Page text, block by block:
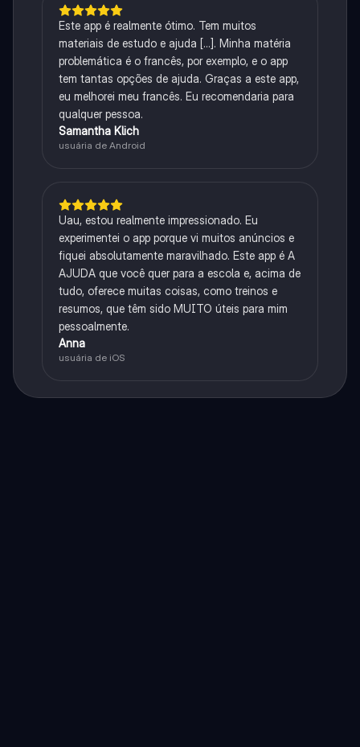
Este app é realmente ótimo. Tem muitos
materiais de estudo e ajuda [...]. Minha matéria
problemática é o francês, por exemplo, e o app
tem tantas opções de ajuda. Graças a este app,
eu melhorei meu francês. Eu recomendaria para
qualquer pessoa.
Samantha Klich
usuária de Android
Uau, estou realmente impressionado. Eu
experimentei o app porque vi muitos anúncios e
fiquei absolutamente maravilhado. Este app é A
AJUDA que você quer para a escola e, acima de
tudo, oferece muitas coisas, como treinos e
resumos, que têm sido MUITO úteis para mim
pessoalmente.
Anna
usuária de iOS